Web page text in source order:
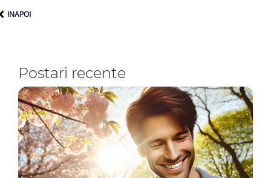
INAPOI
Postari recente